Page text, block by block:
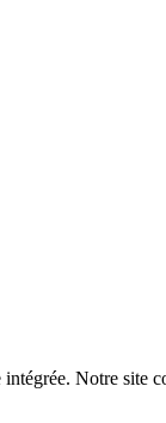
Notre site